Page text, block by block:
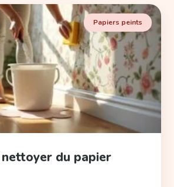
Papiers peints
du papier